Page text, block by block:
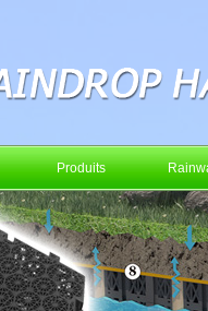
Produits